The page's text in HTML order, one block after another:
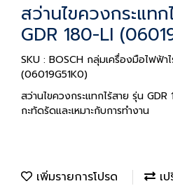
สว่านไขควงกระแท
GDR 180-LI
SKU : BOSCH กลุ่มเครื่องมือไฟฟ้า
(06019G51K0)
สว่านไขควงกระแทกไร้สาย รุ่น
กะทัดรัดและเหมาะกับการทำงาน
เพิ่มรายการโปรด เ